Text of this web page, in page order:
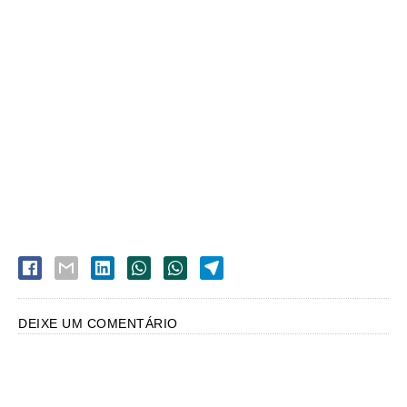
DEIXE UM COMENTÁRIO